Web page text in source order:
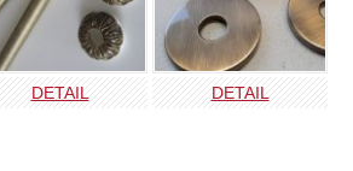
DETAIL DETAIL